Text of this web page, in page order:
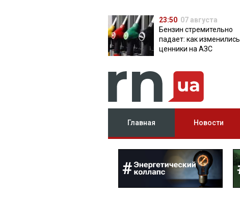
23:50 07 августа
Бензин стремительно
падает: как изменились
ценники на АЗС
Главная Новости